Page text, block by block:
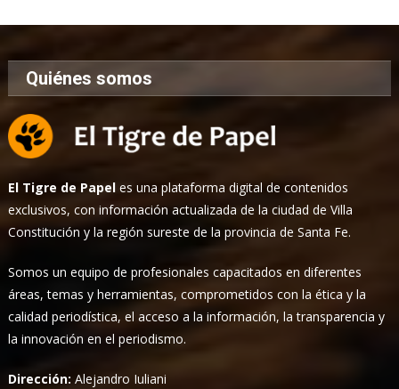
Quiénes somos
El Tigre de Papel es una plataforma digital de contenidos
exclusivos, con información actualizada de la ciudad de Villa
Constitución y la región sureste de la provincia de Santa Fe.
Somos un equipo de profesionales capacitados en diferentes
áreas, temas y herramientas, comprometidos con la ética y la
calidad periodística, el acceso a la información, la transparencia y
la innovación en el periodismo.
Dirección:Alejandro Iuliani